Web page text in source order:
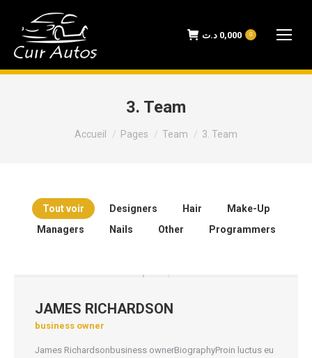
0,000 د.ت 0
3. Team
Accueil Pages Team 3. Team
Tout voir Designers Hair
Make-Up
Managers
Nails Other Programmers
JAMES RICHARDSON
business owner
James Richardsonbusiness ownerBiographyProin luctus eu